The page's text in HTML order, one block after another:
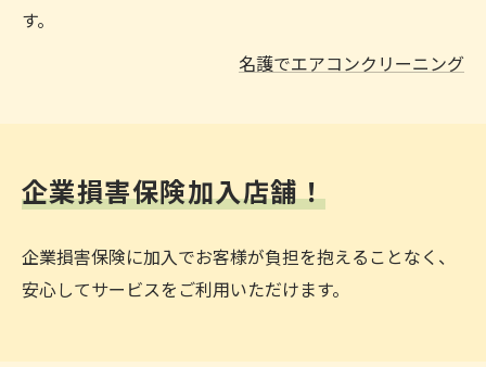
す。
名護でエアコンクリーニング
企業損害保険加入店舗！
企業損害保険に加入でお客様が負担を抱えることなく、
安心してサービスをご利用いただけます。